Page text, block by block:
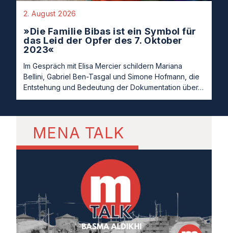
2. August 2026
»Die Familie Bibas ist ein Symbol für
das Leid der Opfer des 7. Oktober
2023«
Im Gespräch mit Elisa Mercier schildern Mariana
Bellini, Gabriel Ben-Tasgal und Simone Hofmann, die
Entstehung und Bedeutung der Dokumentation über…
MENA TALK